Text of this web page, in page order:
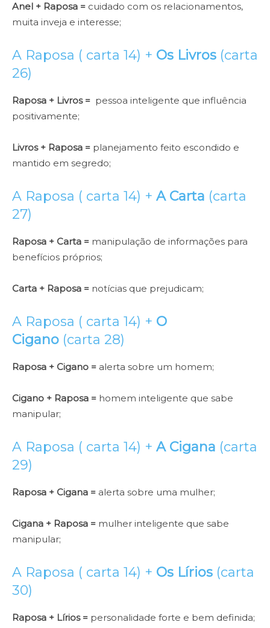
Anel + Raposa = cuidado com os relacionamentos,
muita inveja e interesse;
A Raposa ( carta 14) + Os Livros (carta
26)
Raposa + Livros = pessoa inteligente que influência
positivamente;
Livros + Raposa = planejamento feito escondido e
mantido em segredo;
A Raposa ( carta 14) + A Carta (carta
27)
Raposa + Carta = manipulação de informações para
benefícios próprios;
Carta + Raposa = notícias que prejudicam;
A Raposa ( carta 14) + O
Cigano (carta 28)
Raposa + Cigano = alerta sobre um homem;
Cigano + Raposa = homem inteligente que sabe
manipular;
A Raposa ( carta 14) + A Cigana (carta
29)
Raposa + Cigana = alerta sobre uma mulher;
Cigana + Raposa = mulher inteligente que sabe
manipular;
A Raposa ( carta 14) + Os Lírios (carta
30)
Raposa + Lírios = personalidade forte e bem definida;